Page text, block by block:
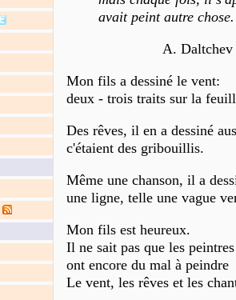
avait peint autre
A. Daltchev
Mon fils a dessiné le vent:
deux - trois traits sur la
Des rêves, il en a dessiné
c'étaient des gribouillis.
Même une chanson, il a
une ligne, telle une vague
Mon fils est heureux.
Il ne sait pas que les peintres
ont encore du mal à peindre
Le vent, les rêves et les